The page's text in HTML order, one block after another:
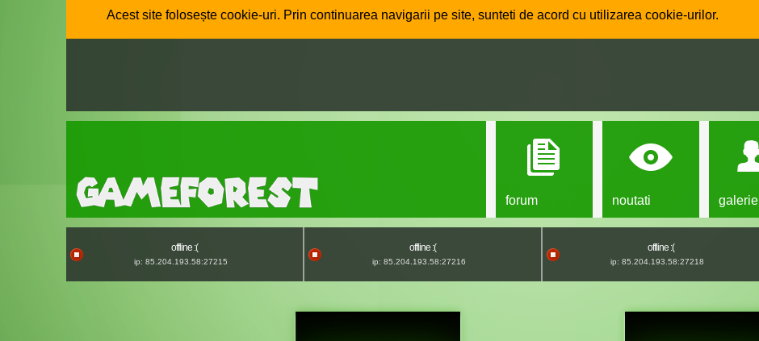
Acest site folosește cookie-uri. Prin continuarea navigarii pe site, sunteti de acord cu utilizarea cookie-urilor.
forum noutati galerie
offline :(
ip: 85.204.193.58:27215
offline :(
ip: 85.204.193.58:27216
offline :(
ip: 85.204.193.58:27218